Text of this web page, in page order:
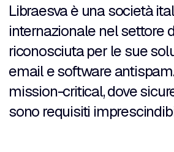
Libraesva è una società
internazionale nel settore
riconosciuta per le sue
email e software
mission-critical, dove
sono requisiti